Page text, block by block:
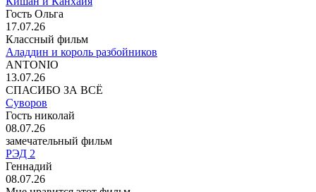
Гость Ольга
17.07.26
Классный фильм
Аладдин и король разбойников
ANTONIO
13.07.26
СПАСИБО ЗА ВСЁ
Суворов
Гость николай
08.07.26
замечательный фильм
РЭД 2
Геннадий
08.07.26